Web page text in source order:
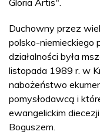
Duchowny przez
polsko-niemieckiego
działalności była
listopada 1989 r. w
nabożeństwo
pomysłodawcą i
ewangelickim
Boguszem.